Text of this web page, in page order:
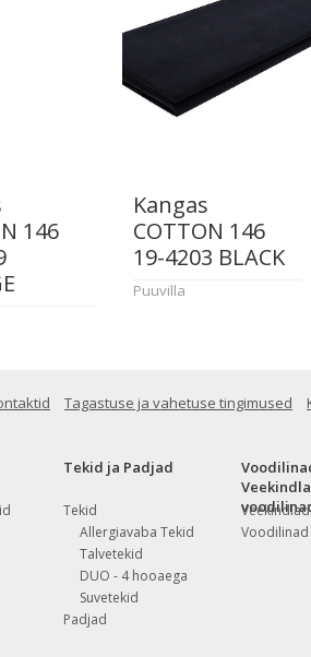
146
Kangas
COTTON 146
19-4203 BLACK
Puuvilla
Tagastuse ja vahetuse tingimused
Tekid ja Padjad
Tekid
Allergiavaba Tekid
Talvetekid
DUO - 4 hooaega
Suvetekid
Padjad
Voodilinad